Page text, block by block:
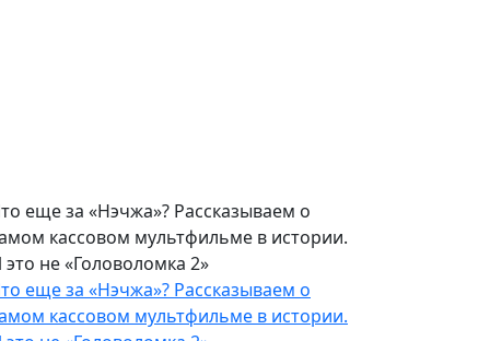
еще за «Нэчжа»? Рассказываем о